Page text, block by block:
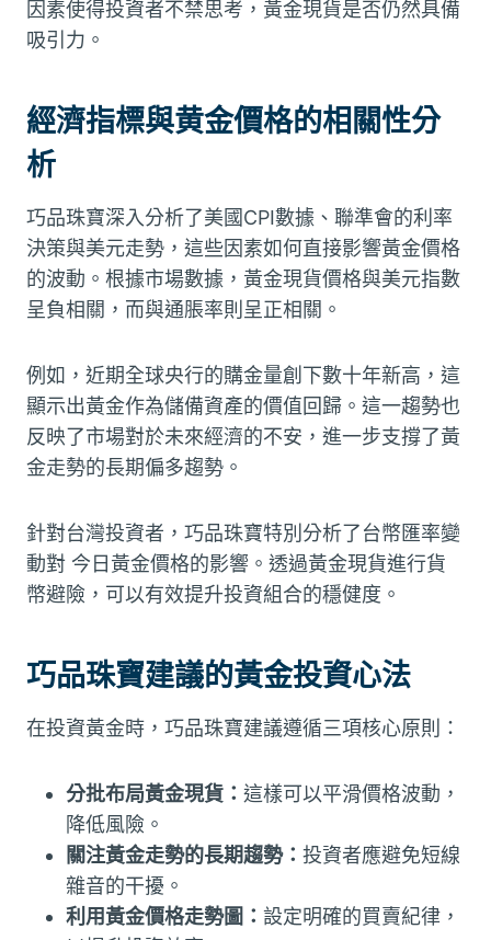
因素使得投資者不禁思考，黃金現貨是否仍然具備
吸引力。
經濟指標與黄金價格的相關性分
析
巧品珠寶深入分析了美國CPI數據、聯準會的利率
決策與美元走勢，這些因素如何直接影響黃金價格
的波動。根據市場數據，黃金現貨價格與美元指數
呈負相關，而與通脹率則呈正相關。
例如，近期全球央行的購金量創下數十年新高，這
顯示出黃金作為儲備資產的價值回歸。這一趨勢也
反映了市場對於未來經濟的不安，進一步支撐了黃
金走勢的長期偏多趨勢。
針對台灣投資者，巧品珠寶特別分析了台幣匯率變
動對 今日黃金價格的影響。透過黃金現貨進行貨
幣避險，可以有效提升投資組合的穩健度。
巧品珠寶建議的黃金投資心法
在投資黃金時，巧品珠寶建議遵循三項核心原則：
分批布局黃金現貨： 這樣可以平滑價格波動，
降低風險。
關注黃金走勢的長期趨勢： 投資者應避免短線
雜音的干擾。
利用黃金價格走勢圖： 設定明確的買賣紀律，